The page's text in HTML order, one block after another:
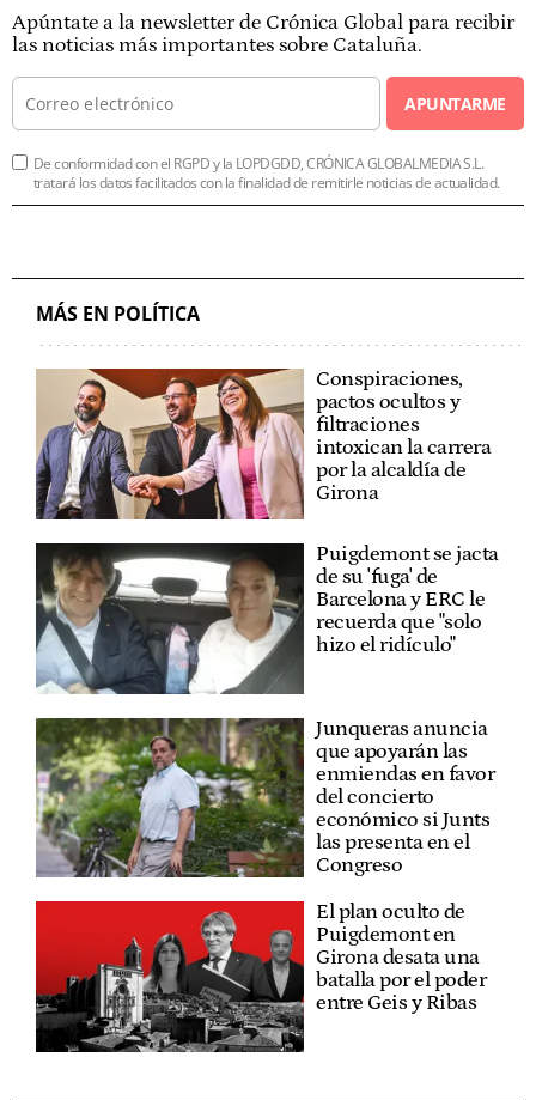
Apúntate a la newsletter de Crónica Global para recibir
las noticias más importantes sobre Cataluña.
APUNTARME
De conformidad con el RGPD y la LOPDGDD, CRÓNICA GLOBALMEDIA S.L.
tratará los datos facilitados con la finalidad de remitirle noticias de actualidad.
MÁS EN POLÍTICA
Conspiraciones,
pactos ocultos y
filtraciones
intoxican la carrera
por la alcaldía de
Girona
Puigdemont se jacta
de su 'fuga' de
Barcelona y ERC le
recuerda que "solo
hizo el ridículo"
Junqueras anuncia
que apoyarán las
enmiendas en favor
del concierto
económico si Junts
las presenta en el
Congreso
El plan oculto de
Puigdemont en
Girona desata una
batalla por el poder
entre Geis y Ribas